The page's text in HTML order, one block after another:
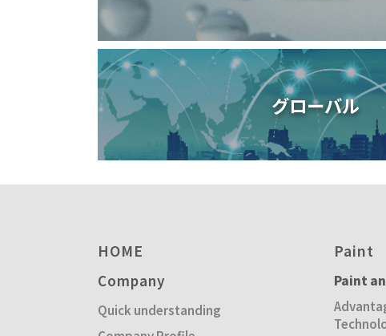
グローバル
HOME
Company
Quick understanding
Paint
Paint